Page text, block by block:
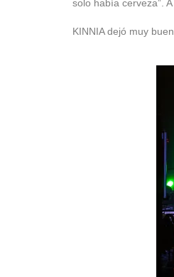
solo había cerveza”.
KINNIA dejó muy